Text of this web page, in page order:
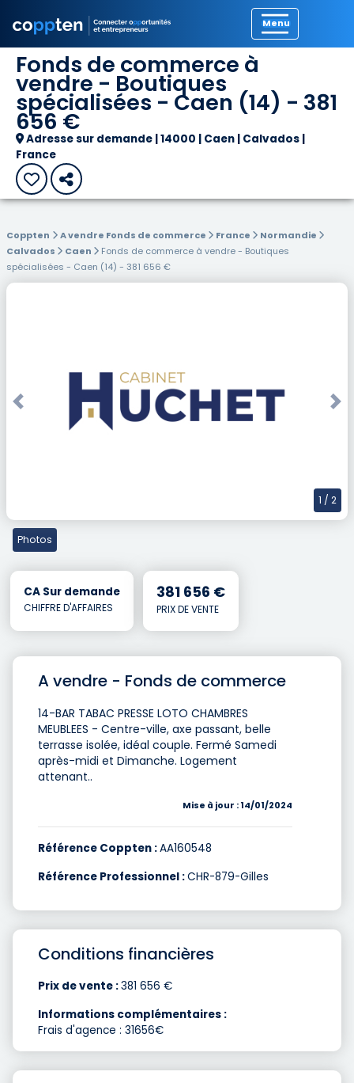
Fonds de commerce à
vendre - Boutiques
spécialisées - Caen (14) - 381
656 €
Adresse sur demande | 14000 | Caen | Calvados |
France
Coppten A vendre Fonds de commerce France
Normandie
Calvados
Caen
Fonds de commerce à vendre - Boutiques
spécialisées - Caen (14) - 381 656 €
Previous
1 / 2
Photos
CA Sur demande
CHIFFRE D'AFFAIRES
381 656 €
PRIX DE VENTE
A vendre - Fonds de commerce
14-BAR TABAC PRESSE LOTO CHAMBRES
MEUBLEES - Centre-ville, axe passant, belle
terrasse isolée, idéal couple. Fermé Samedi
après-midi et Dimanche. Logement
attenant..
Mise à jour : 14/01/2024
Référence Coppten :AA160548
Référence Professionnel :CHR-879-Gilles
Conditions financières
Prix de vente :381 656 €
Informations complémentaires :
Frais d'agence : 31656€